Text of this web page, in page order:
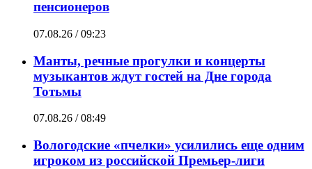
пенсионеров
07.08.26 / 09:23
Манты, речные прогулки и концерты
музыкантов ждут гостей на Дне города
Тотьмы
07.08.26 / 08:49
Вологодские «пчелки» усилились еще одним
игроком из российской Премьер-лиги